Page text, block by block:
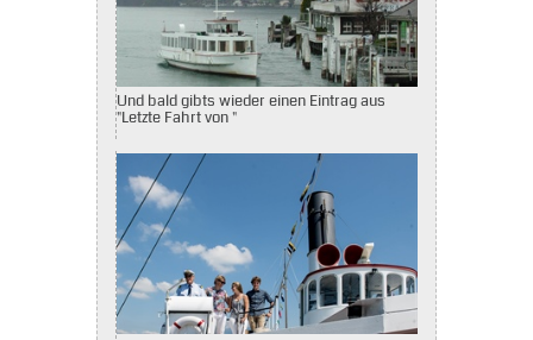
Und bald gibts wieder einen Eintrag aus
"Letzte Fahrt von "